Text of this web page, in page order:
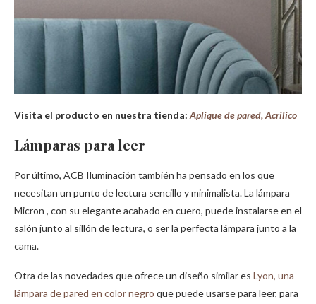
Visita el producto en nuestra tienda:Aplique de pared, Acrilico
Lámparas para leer
Por último, ACB Iluminación también ha pensado en los que
necesitan un punto de lectura sencillo y minimalista.La lámpara
Micron , con su elegante acabado en cuero, puede instalarse en el
salón junto al sillón de lectura, o ser la perfecta lámpara junto a la
cama.
Otra de las novedades que ofrece un diseño similar es Lyon, una
lámpara de pared en color negro que puede usarse para leer, para